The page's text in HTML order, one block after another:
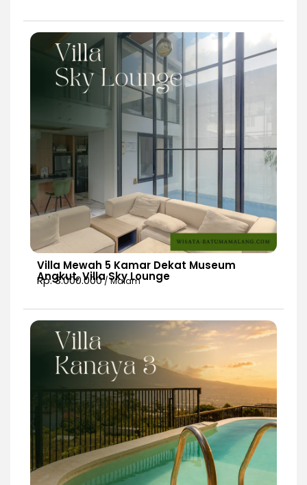
Villa Mewah 5 Kamar Dekat Museum
Angkut, Villa Sky Lounge
Rp. 3.000.000/ Malam